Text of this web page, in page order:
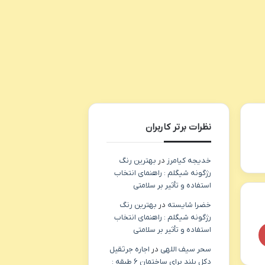
نظرات برتر کاربران
خدیجه کیامرز در بهترین رنگ
رژگونه شیگلم : راهنمای انتخاب
استفاده و تأثیر بر سلامتی
خضرا شایسته در بهترین رنگ
رژگونه شیگلم : راهنمای انتخاب
استفاده و تأثیر بر سلامتی
سحر سیف اللهی در اجاره جرثقیل
دکل بلند برای ساختمان ۶ طبقه :